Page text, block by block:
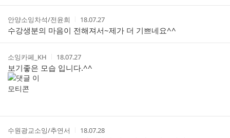
작
성
자
안양소잉차석/전윤희
작
성
시
간
18.07.27
수강생분의 마음이 전해져서~제가 더 기쁘네요^^
작
성
자
소잉카페_ΚΗ
작
성
시
18.07.27
보기좋은 모습 입니다.^^
작
수원광교소잉/추연서
작
18.07.28